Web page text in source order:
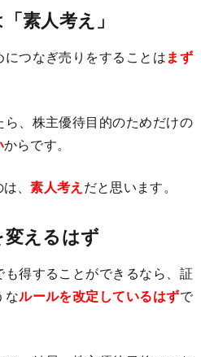
素人考え」
つなぎ売りをすることはまず
、株主優待目的のためだけの
からです。
は、素人考え だと思います。
えるはず
得することができるなら、証
なルールを改定しているはずで